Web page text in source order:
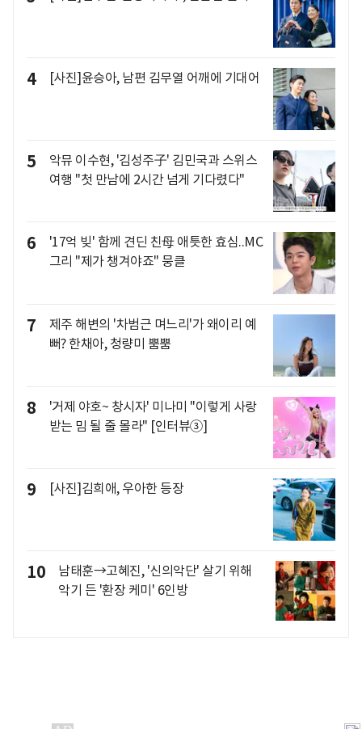
4 [사진]윤승아, 남편 김무열 어깨에 기대어
5
악뮤 이수현, '김성주子' 김민국과 스위스
여행 "첫 만남에 2시간 넘게 기다렸다"
6
'17억 빚' 함께 견딘 친母 애틋한 효심..MC
그리 "제가 챙겨야죠" 뭉클
7
제주 해변의 '차범근 며느리'가 왜이리 예
뻐? 한채아, 청량미 뿜뿜
8
'거제 야호~ 창시자' 미나미 "이렇게 사랑
받는 밈 될 줄 몰라" [인터뷰③]
9 [사진]김희애, 우아한 등장
10
남태훈→고혜진, '신의악단' 살기 위해
악기 든 '환장 케미' 6인방